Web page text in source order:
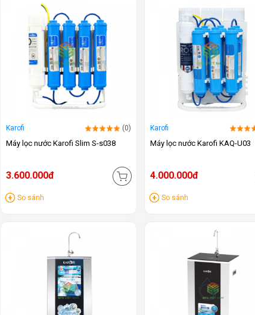
Karofi (0)
Máy lọc nước Karofi Slim S-s038
3.600.000đ
So sánh
Karofi
Máy lọc nước Karofi KAQ-U03
4.000.000đ
So sánh